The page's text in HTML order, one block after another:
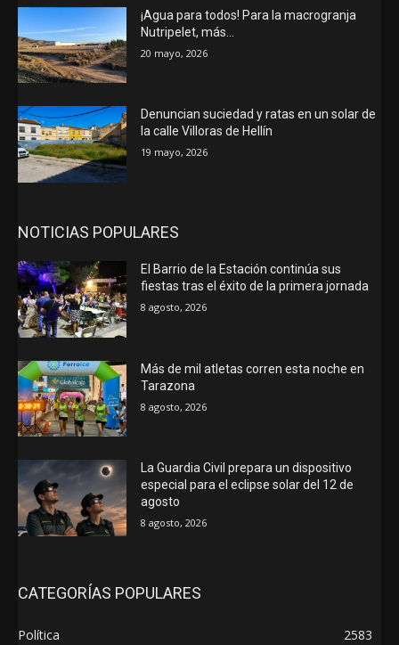
¡Agua para todos! Para la macrogranja
Nutripelet, más…
20 mayo, 2026
Denuncian suciedad y ratas en un solar de
la calle Villoras de Hellín
19 mayo, 2026
NOTICIAS POPULARES
El Barrio de la Estación continúa sus
fiestas tras el éxito de la primera jornada
8 agosto, 2026
Más de mil atletas corren esta noche en
Tarazona
8 agosto, 2026
La Guardia Civil prepara un dispositivo
especial para el eclipse solar del 12 de
agosto
8 agosto, 2026
CATEGORÍAS POPULARES
Política
2583